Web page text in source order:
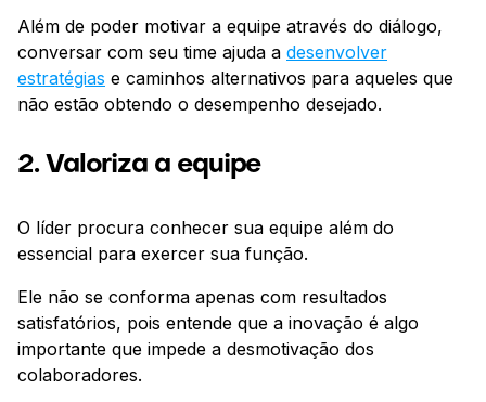
Além de poder motivar a equipe através do diálogo,
conversar com seu time ajuda a desenvolver
estratégias e caminhos alternativos para aqueles que
não estão obtendo o desempenho desejado.
2. Valoriza a equipe
O líder procura conhecer sua equipe além do
essencial para exercer sua função.
Ele não se conforma apenas com resultados
satisfatórios, pois entende que a inovação é algo
importante que impede a desmotivação dos
colaboradores.